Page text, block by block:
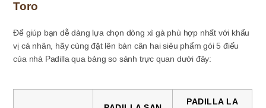
Toro
Để giúp bạn dễ dàng lựa chọn dòng xì gà phù hợp nhất với khẩu
vị cá nhân, hãy cùng đặt lên bàn cân hai siêu phẩm gói 5 điếu
của nhà Padilla qua bảng so sánh trực quan dưới đây:
PADILLA LA